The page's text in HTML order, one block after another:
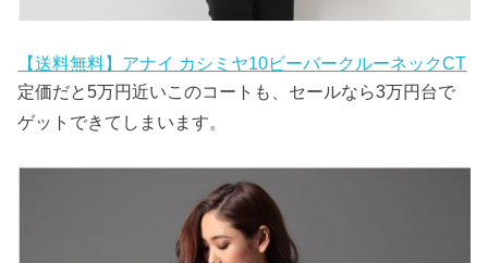
【送料無料】アナイ カシミヤ10ビーバークルーネックCT
定価だと5万円近いこのコートも、セールなら3万円台で
ゲットできてしまいます。